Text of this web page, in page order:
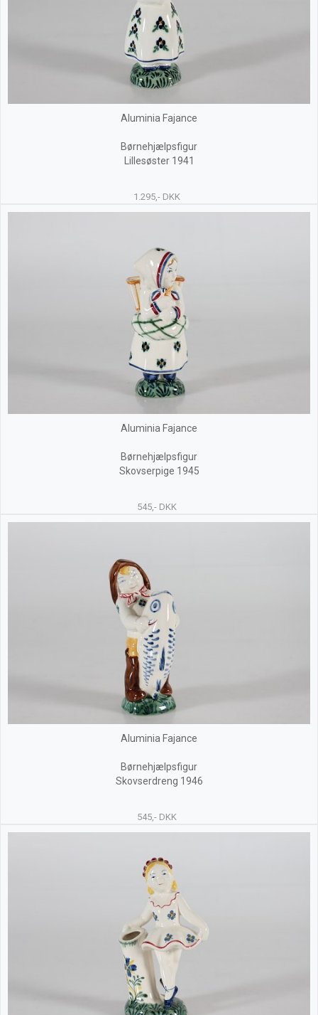
Aluminia Fajance
Børnehjælpsfigur
Lillesøster 1941
1.295,- DKK
Aluminia Fajance
Børnehjælpsfigur
Skovserpige 1945
545,- DKK
Aluminia Fajance
Børnehjælpsfigur
Skovserdreng 1946
545,- DKK